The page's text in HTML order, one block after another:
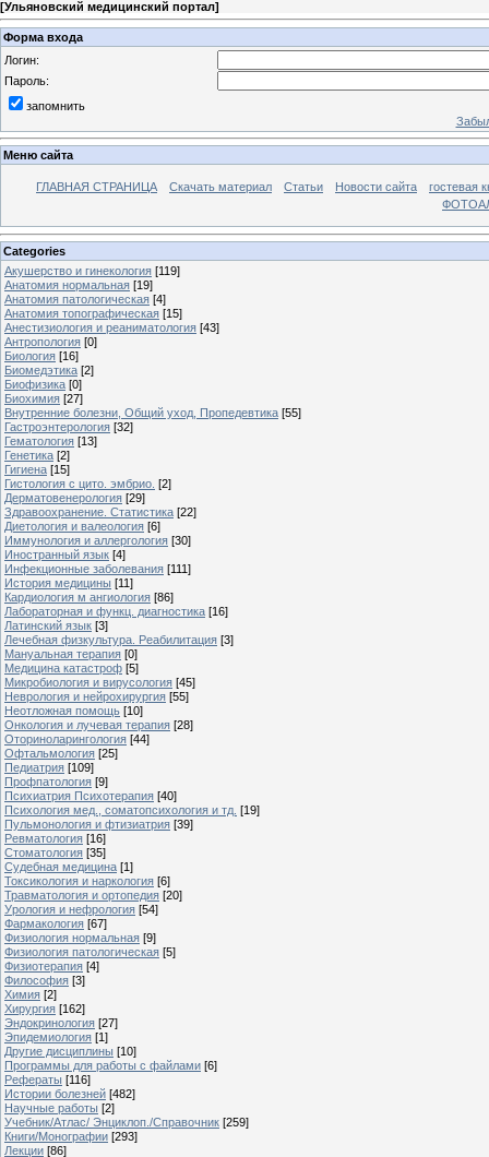
[Ульяновский медицинский портал]
Форма входа
Логин:
Пароль:
запомнить
Меню сайта
ГЛАВНАЯ СТРАНИЦА Скачать материал Статьи Новости сайта
гостевая
Categories
Акушерство и гинекология [119]
Анатомия нормальная [19]
Анатомия патологическая [4]
Анатомия топографическая [15]
Анестизиология и реаниматология [43]
Антропология [0]
Биология [16]
Биомедэтика [2]
Биофизика [0]
Биохимия [27]
Внутренние болезни, Общий уход, Пропедевтика [55]
Гастроэнтерология [32]
Гематология [13]
Генетика [2]
Гигиена [15]
Гистология с цито. эмбрио. [2]
Дерматовенерология [29]
Здравоохранение. Статистика [22]
Диетология и валеология [6]
Иммунология и аллергология [30]
Иностранный язык [4]
Инфекционные заболевания [111]
История медицины [11]
Кардиология м ангиология [86]
Лабораторная и функц. диагностика [16]
Латинский язык [3]
Лечебная физкультура. Реабилитация [3]
Мануальная терапия [0]
Медицина катастроф [5]
Микробиология и вирусология [45]
Неврология и нейрохирургия [55]
Неотложная помощь [10]
Онкология и лучевая терапия [28]
Оториноларингология [44]
Офтальмология [25]
Педиатрия [109]
Профпатология [9]
Психиатрия Психотерапия [40]
Психология мед., соматопсихология и тд. [19]
Пульмонология и фтизиатрия [39]
Ревматология [16]
Стоматология [35]
Судебная медицина [1]
Токсикология и наркология [6]
Травматология и ортопедия [20]
Урология и нефрология [54]
Фармакология [67]
Физиология нормальная [9]
Физиология патологическая [5]
Физиотерапия [4]
Философия [3]
Химия [2]
Хирургия [162]
Эндокринология [27]
Эпидемиология [1]
Другие дисциплины [10]
Программы для работы с файлами [6]
Рефераты [116]
Истории болезней [482]
Научные работы [2]
Учебник/Атлас/ Энциклоп./Справочник [259]
Книги/Монографии [293]
Лекции [86]